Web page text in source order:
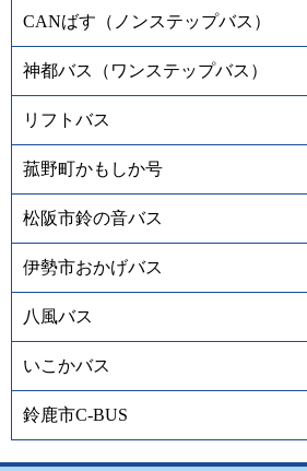
CANばす（ノンステップバス）
神都バス（ワンステップバス）
リフトバス
菰野町かもしか号
松阪市鈴の音バス
伊勢市おかげバス
八風バス
いこかバス
鈴鹿市C-BUS